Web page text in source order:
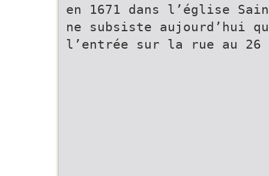
en 1671 dans l’église
ne subsiste aujourd’hui
l’entrée sur la rue au